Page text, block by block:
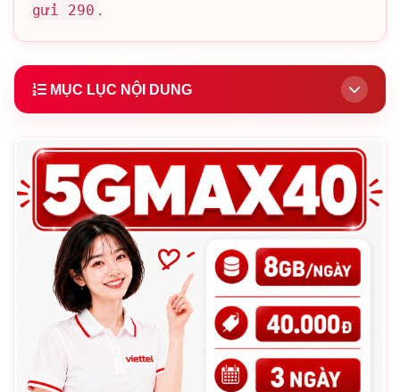
gửi 290 .
MỤC LỤC NỘI DUNG
2. Combo 24GB 5G + TV360 4K hoạt động ra sao?
3. Cần dùng cả tuần? Nâng 5GMAX90 — Tiện gấp
đôi!
Vì sao nên chọn gói 5GMAX40?
Đánh giá thực tế gói 5GMAX40
So sánh 5GMAX40 vs 5GMAX90 vs 5G30
Điều kiện đăng ký gói 5GMAX40